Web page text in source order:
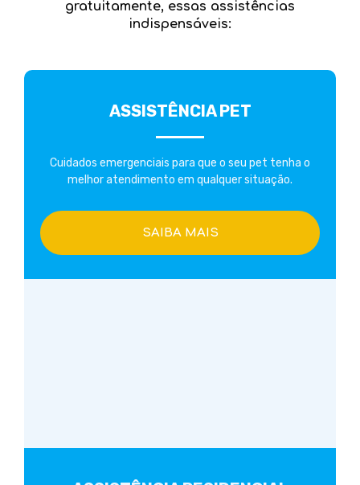
gratuitamente, essas assistências
indispensáveis:
ASSISTÊNCIA PET
Cuidados emergenciais para que o seu pet tenha o
melhor atendimento em qualquer situação.
SAIBA MAIS